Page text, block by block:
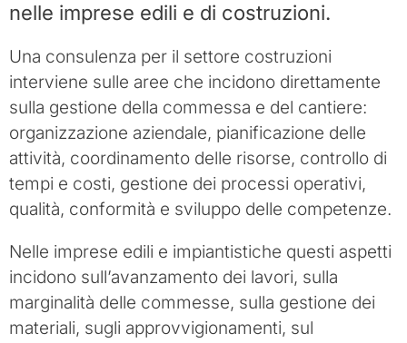
nelle imprese edili e di costruzioni.
Una consulenza per il settore costruzioni
interviene sulle aree che incidono direttamente
sulla gestione della commessa e del cantiere:
organizzazione aziendale, pianificazione delle
attività, coordinamento delle risorse, controllo di
tempi e costi, gestione dei processi operativi,
qualità, conformità e sviluppo delle competenze.
Nelle imprese edili e impiantistiche questi aspetti
incidono sull’avanzamento dei lavori, sulla
marginalità delle commesse, sulla gestione dei
materiali, sugli approvvigionamenti, sul